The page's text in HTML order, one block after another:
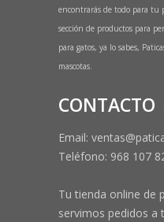
encontrarás de todo para tu
sección de productos para
para gatos, ya lo sabes,
mascotas.
CONTACTO
Email:
Teléfono: 968 107
Tu tienda online de
servimos pedidos a